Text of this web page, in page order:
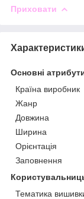
Приховати
Основні
Країна виробник
Жанр
Довжина
Ширина
Орієнтація
Заповнення
Тематика